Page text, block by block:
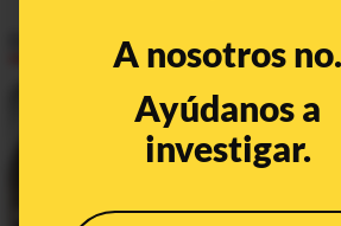
A nosotros no.
Ayúdanos a
investigar.